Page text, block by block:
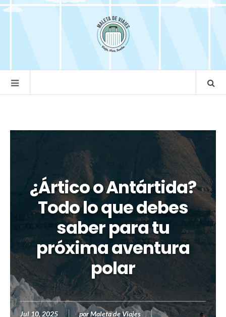
¿Ártico o Antártida?
Todo lo que debes
saber para tu
próxima aventura
polar
Jul 10, 2025 porMaleta de Viajes